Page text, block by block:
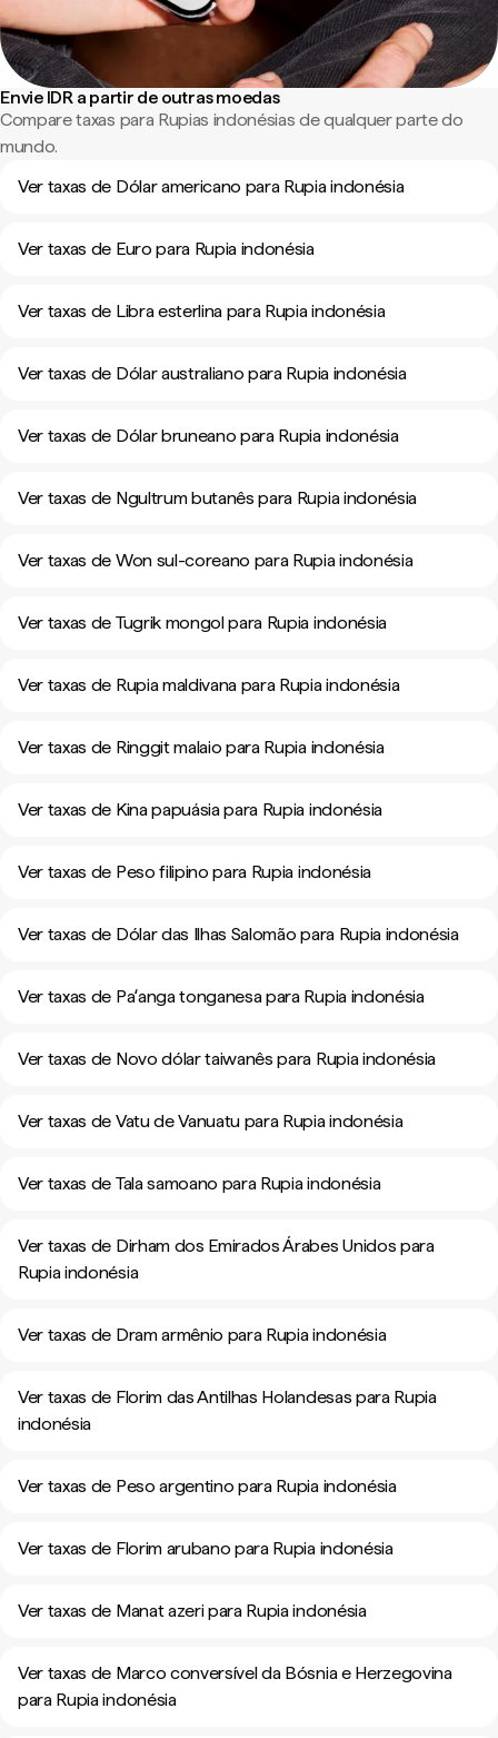
Envie IDR a partir de outras moedas
Compare taxas para Rupias indonésias de qualquer parte do
mundo.
Ver taxas de Dólar americano para Rupia indonésia
Ver taxas de Euro para Rupia indonésia
Ver taxas de Libra esterlina para Rupia indonésia
Ver taxas de Dólar australiano para Rupia indonésia
Ver taxas de Dólar bruneano para Rupia indonésia
Ver taxas de Ngultrum butanês para Rupia indonésia
Ver taxas de Won sul-coreano para Rupia indonésia
Ver taxas de Tugrik mongol para Rupia indonésia
Ver taxas de Rupia maldivana para Rupia indonésia
Ver taxas de Ringgit malaio para Rupia indonésia
Ver taxas de Kina papuásia para Rupia indonésia
Ver taxas de Peso filipino para Rupia indonésia
Ver taxas de Dólar das Ilhas Salomão para Rupia indonésia
Ver taxas de Paʻanga tonganesa para Rupia indonésia
Ver taxas de Novo dólar taiwanês para Rupia indonésia
Ver taxas de Vatu de Vanuatu para Rupia indonésia
Ver taxas de Tala samoano para Rupia indonésia
Ver taxas de Dirham dos Emirados Árabes Unidos para
Rupia indonésia
Ver taxas de Dram armênio para Rupia indonésia
Ver taxas de Florim das Antilhas Holandesas para Rupia
indonésia
Ver taxas de Peso argentino para Rupia indonésia
Ver taxas de Florim arubano para Rupia indonésia
Ver taxas de Manat azeri para Rupia indonésia
Ver taxas de Marco conversível da Bósnia e Herzegovina
para Rupia indonésia